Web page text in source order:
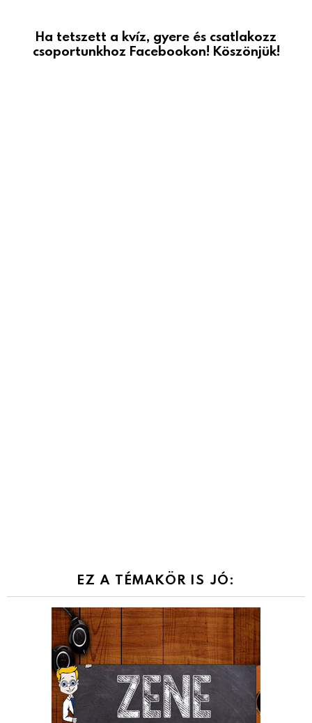
Ha tetszett a kvíz, gyere és csatlakozz
csoportunkhoz Facebookon! Köszönjük!
EZ A TÉMAKÖR IS JÓ: